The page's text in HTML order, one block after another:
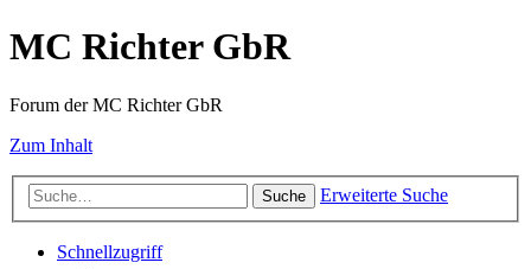
MC Richter GbR
Forum der MC Richter GbR
Zum Inhalt
Suche Erweiterte Suche
Schnellzugriff